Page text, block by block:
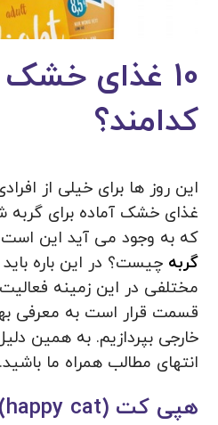
10 غذای خشک
کدامند؟
این روز ها برای خیلی از
غذای خشک آماده برای گربه
که به وجود می‌ آید این است
گربه چیست؟ در این باره
مختلفی در این زمینه
قسمت قرار است به معرفی
خارجی بپردازیم. به همین
انتهای مطالب همراه ما باشید.
هپی کت (happy cat)